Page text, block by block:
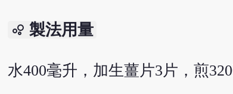
bubble_chart 製法用量
水400毫升，加生薑片3片，煎